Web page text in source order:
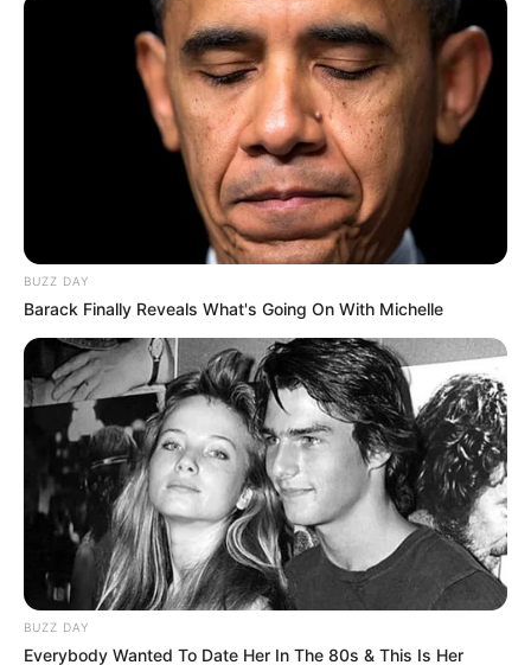
BUZZ DAY
Barack Finally Reveals What's Going On With Michelle
BUZZ DAY
Everybody Wanted To Date Her In The 80s & This Is Her